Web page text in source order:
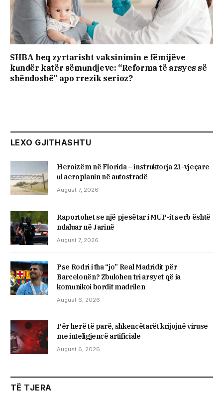
SHBA heq zyrtarisht vaksinimin e fëmijëve
kundër katër sëmundjeve: “Reforma të arsyes së
shëndoshë” apo rrezik serioz?
LEXO GJITHASHTU
Heroizëm në Florida – instruktorja 21-vjeçare
ul aeroplanin në autostradë
August 7, 2026
Raportohet se një pjesëtar i MUP-it serb është
ndaluar në Jarinë
August 7, 2026
Pse Rodri i tha “jo” Real Madridit për
Barcelonën? Zbulohen tri arsyet që ia
komunikoi bordit madrilen
August 6, 2026
Për herë të parë, shkencëtarët krijojnë viruse
me inteligjencë artificiale
August 6, 2026
TË TJERA